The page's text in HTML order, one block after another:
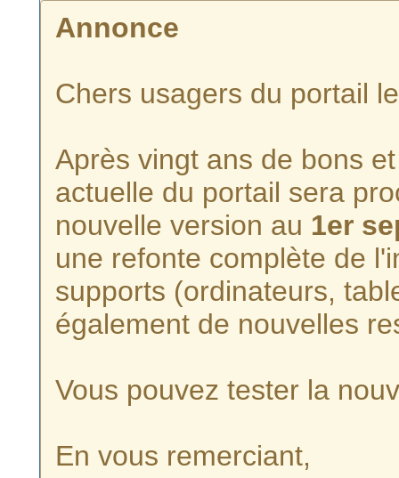
Annonce
Chers usagers du portail
Après vingt ans de bons
actuelle du portail sera
nouvelle version au 1er
une refonte complète de
supports (ordinateurs,
également de nouvelles
Vous pouvez tester la
En vous remerciant,